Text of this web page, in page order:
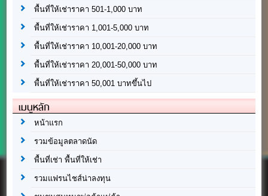
พื้นที่ให้เช่าราคา 501-1,000 บาท
พื้นที่ให้เช่าราคา 1,001-5,000 บาท
พื้นที่ให้เช่าราคา 10,001-20,000 บาท
พื้นที่ให้เช่าราคา 20,001-50,000 บาท
พื้นที่ให้เช่าราคา 50,001 บาทขึ้นไป
เมนูหลัก
หน้าแรก
รวมข้อมูลตลาดนัด
พื้นที่เช่า พื้นที่ให้เช่า
รวมแฟรนไชส์น่าลงทุน